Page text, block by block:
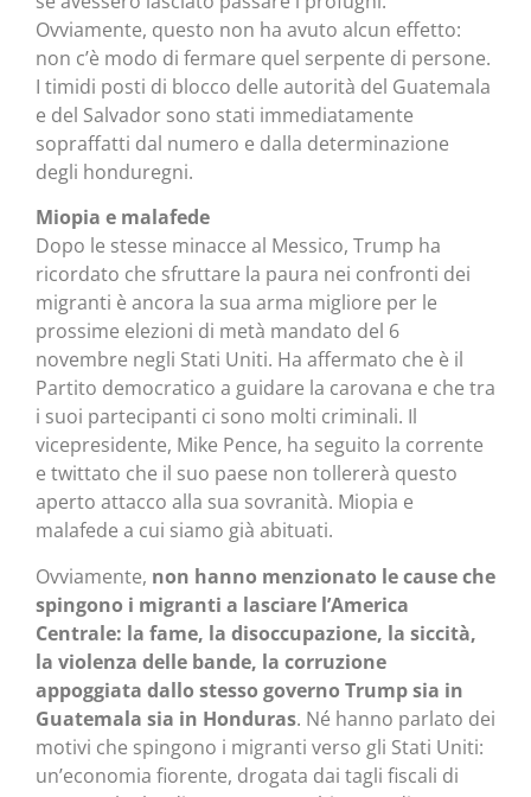
Ovviamente, questo non ha avuto alcun effetto:
non c’è modo di fermare quel serpente di persone.
I timidi posti di blocco delle autorità del Guatemala
e del Salvador sono stati immediatamente
sopraffatti dal numero e dalla determinazione
degli honduregni.
Miopia e malafede
Dopo le stesse minacce al Messico, Trump ha
ricordato che sfruttare la paura nei confronti dei
migranti è ancora la sua arma migliore per le
prossime elezioni di metà mandato del 6
novembre negli Stati Uniti. Ha affermato che è il
Partito democratico a guidare la carovana e che tra
i suoi partecipanti ci sono molti criminali. Il
vicepresidente, Mike Pence, ha seguito la corrente
e twittato che il suo paese non tollererà questo
aperto attacco alla sua sovranità. Miopia e
malafede a cui siamo già abituati.
Ovviamente, non hanno menzionato le cause che
spingono i migranti a lasciare l’America
Centrale: la fame, la disoccupazione, la siccità,
la violenza delle bande, la corruzione
appoggiata dallo stesso governo Trump sia in
Guatemala sia in Honduras. Né hanno parlato dei
motivi che spingono i migranti verso gli Stati Uniti:
un’economia fiorente, drogata dai tagli fiscali di